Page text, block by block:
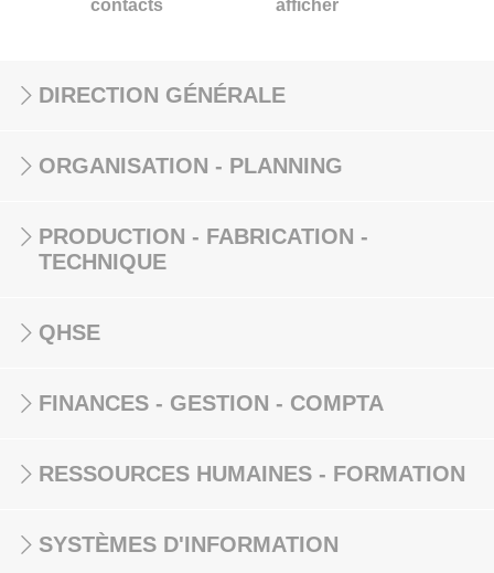
contacts afficher
DIRECTION GÉNÉRALE
ORGANISATION - PLANNING
PRODUCTION - FABRICATION -
TECHNIQUE
QHSE
FINANCES - GESTION - COMPTA
RESSOURCES HUMAINES - FORMATION
SYSTÈMES D'INFORMATION